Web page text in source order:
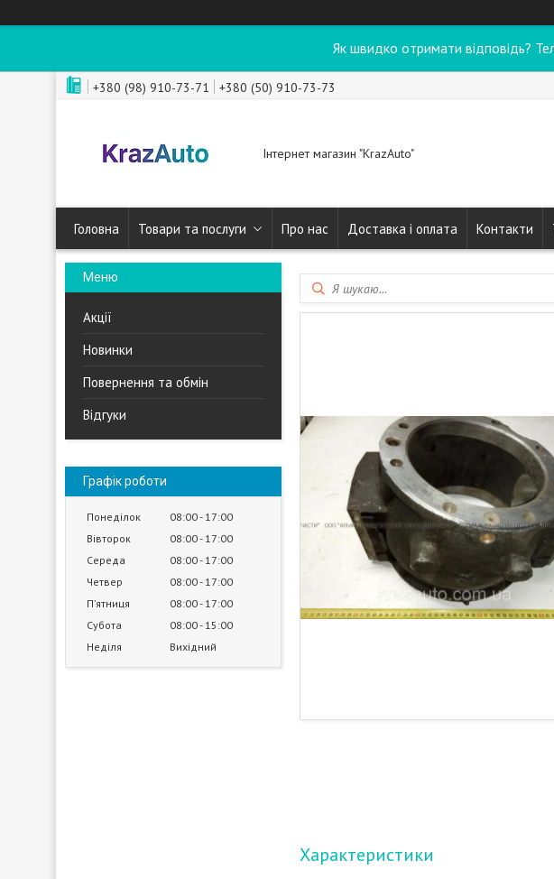
Як швидко отримати відповідь?
+380 (98) 910-73-71 +380 (50) 910-73-73
Інтернет магазин "KrazAuto"
Головна Товари та послуги Про нас Доставка і оплата Контакти
Акції
Новинки
Повернення та обмін
Відгуки
Графік роботи
Понеділок 08:00 17:00
Вівторок
08:00 17:00
Середа
08:00 17:00
Четвер
08:00 17:00
Пʼятниця
08:00 17:00
Субота
08:00 15:00
Неділя
Вихідний
Характеристики